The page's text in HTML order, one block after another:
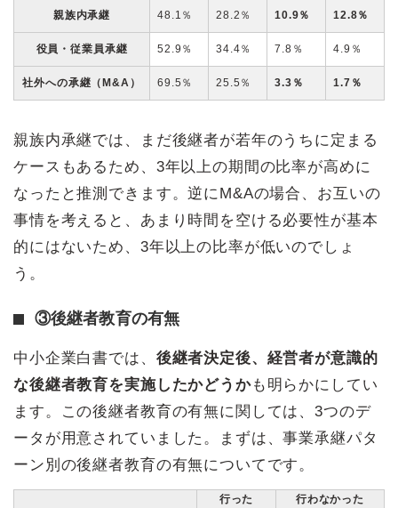
親族内承継 48.1％ 28.2％ 10.9％ 12.8％
役員・従業員承継 52.9％ 34.4％ 7.8％ 4.9％
社外への承継（M&A） 69.5％ 25.5％ 3.3％ 1.7％
親族内承継では、まだ後継者が若年のうちに定まる
ケースもあるため、3年以上の期間の比率が高めに
なったと推測できます。逆にM&Aの場合、お互いの
事情を考えると、あまり時間を空ける必要性が基本
的にはないため、3年以上の比率が低いのでしょ
う。
③後継者教育の有無
中小企業白書では、 後継者決定後、経営者が意識的
な後継者教育を実施したかどうかも明らかにしてい
ます。この後継者教育の有無に関しては、3つのデ
ータが用意されていました。まずは、事業承継パタ
ーン別の後継者教育の有無についてです。
行った 行わなかった